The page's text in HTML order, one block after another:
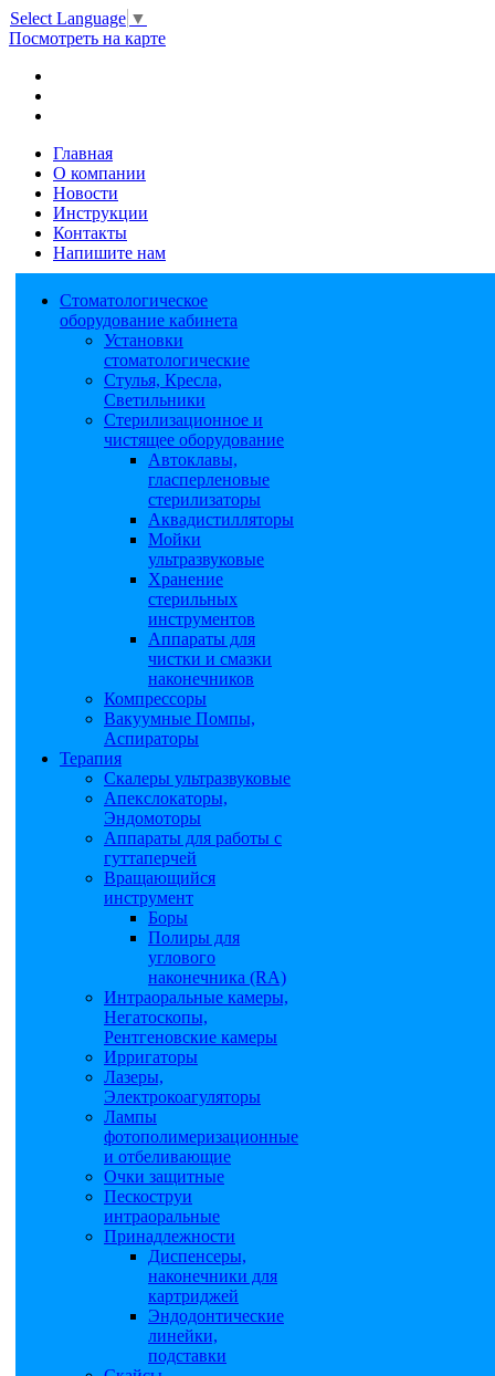
Select Language ▼
Посмотреть на карте
Главная
О компании
Новости
Инструкции
Контакты
Напишите нам
Стоматологическое
оборудование кабинета
Установки
стоматологические
Стулья, Кресла,
Светильники
Стерилизационное и
чистящее оборудование
Автоклавы,
гласперленовые
стерилизаторы
Аквадистилляторы
Мойки
ультразвуковые
Хранение
стерильных
инструментов
Аппараты для
чистки и смазки
наконечников
Компрессоры
Вакуумные Помпы,
Аспираторы
Терапия
Скалеры ультразвуковые
Апекслокаторы,
Эндомоторы
Аппараты для работы с
гуттаперчей
Вращающийся
инструмент
Боры
Полиры для
углового
наконечника (RA)
Интраоральные камеры,
Негатоскопы,
Рентгеновские камеры
Ирригаторы
Лазеры,
Электрокоагуляторы
Лампы
фотополимеризационные
и отбеливающие
Очки защитные
Пескоструи
интраоральные
Принадлежности
Диспенсеры,
наконечники для
картриджей
Эндодонтические
линейки,
подставки